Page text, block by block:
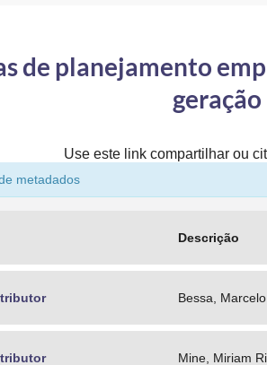
de planejamento
Use este link compartilhar ou
metadados
Descrição
Bessa,
Mine, Miriam